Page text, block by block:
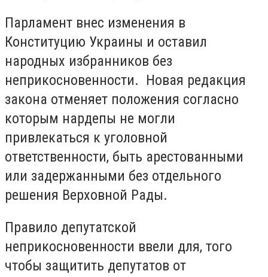
Парламент внес изменения в
Конституцию Украины и оставил
народных избранников без
неприкосновенности. Новая редакция
закона отменяет положения согласно
которым нардепы не могли
привлекаться к уголовной
ответственности, быть арестованными
или задержанными без отдельного
решения Верховной Рады.
Правило депутатской
неприкосновенности ввели для, того
чтобы защитить депутатов от